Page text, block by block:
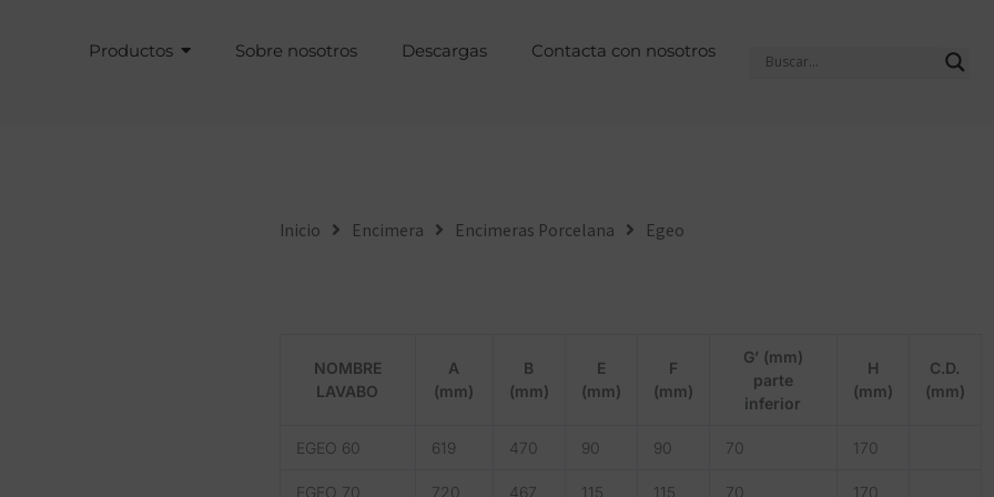
Productos Sobre nosotros Descargas Contacta con nosotros
Inicio Encimera Encimeras Porcelana Egeo
NOMBRE
LAVABO
A
(mm)
B
(mm)
E
(mm)
F
(mm)
G’ (mm)
parte
inferior
H
(mm)
C.D.
(mm)
EGEO 60 619 470 90 90 70 170
EGEO 70 720 467 115 115 70 170